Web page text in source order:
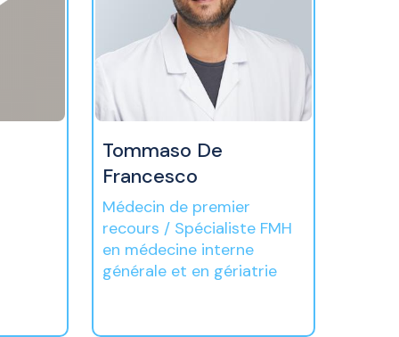
Tommaso De
Francesco
Médecin de premier
recours / Spécialiste FMH
en médecine interne
générale et en gériatrie